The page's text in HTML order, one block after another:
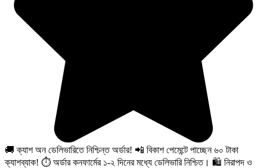
🚚 ক্যাশ অন ডেলিভারিতে নিশ্চিন্ত অর্ডার! 📲 বিকাশ পেমেন্টে পাচ্ছেন ৬০ টাকা
ক্যাশব্যাক! ⏱️ অর্ডার কনফার্মের ১-২ দিনের মধ্যে ডেলিভারি নিশ্চিত। 🛍️ নিরাপদ ও